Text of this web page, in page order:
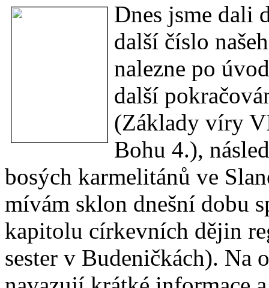
Dnes jsme dali
další číslo
nalezne po
další
(Základy víry
Bohu 4.),
bosých karmelitánů ve
mívám sklon dnešní dobu
kapitolu církevních dějin
sester v Budeničkách). Na